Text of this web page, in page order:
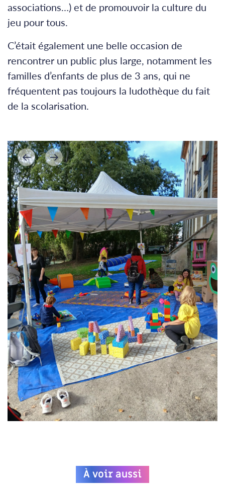
associations…) et de promouvoir la culture du
jeu pour tous.
C’était également une belle occasion de
rencontrer un public plus large, notamment les
familles d’enfants de plus de 3 ans, qui ne
fréquentent pas toujours la ludothèque du fait
de la scolarisation.
À voir aussi